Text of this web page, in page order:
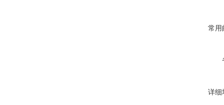
常用
详细